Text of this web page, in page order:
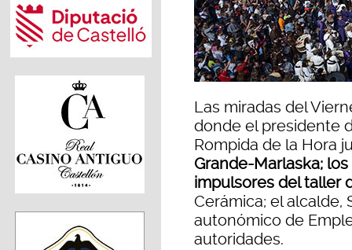
Las miradas del
donde el presidente
Rompida de la Hora
Grande-Marlaska;
impulsores del taller
Cerámica; el alcalde,
autonómico de
autoridades.